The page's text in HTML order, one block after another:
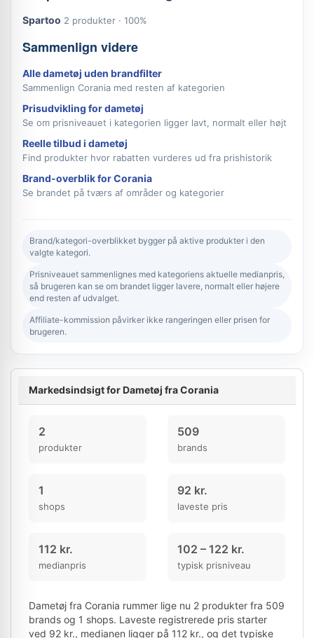
Spartoo 2 produkter · 100%
Sammenlign videre
Alle dametøj uden brandfilter
Sammenlign Corania med resten af kategorien
Prisudvikling for dametøj
Se om prisniveauet i kategorien ligger lavt, normalt eller højt
Reelle tilbud i dametøj
Find produkter hvor rabatten vurderes ud fra prishistorik
Brand-overblik for Corania
Se brandet på tværs af områder og kategorier
Brand/kategori-overblikket bygger på aktive produkter i den
valgte kategori.
Prisniveauet sammenlignes med kategoriens aktuelle medianpris,
så brugeren kan se om brandet ligger lavere, normalt eller højere
end resten af udvalget.
Affiliate-kommission påvirker ikke rangeringen eller prisen for
brugeren.
Markedsindsigt for Dametøj fra Corania
2
produkter
509
brands
1
shops
92 kr.
laveste pris
112 kr.
medianpris
102 – 122 kr.
typisk prisniveau
Dametøj fra Corania rummer lige nu 2 produkter fra 509
brands og 1 shops. Laveste registrerede pris starter
ved 92 kr., medianen ligger på 112 kr., og det typiske